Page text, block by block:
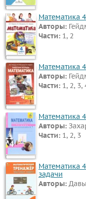
Мир
природы
и
человека
Физкультура
Основы
культуры
ВИДЕОРЕШЕНИЯ
Математика
Авторы:
Части: 1, 2
Математика
Авторы:
Части: 1, 2, 3,
Математика
Авторы:
Части: 1, 2, 3
Математика
задачи
Авторы: